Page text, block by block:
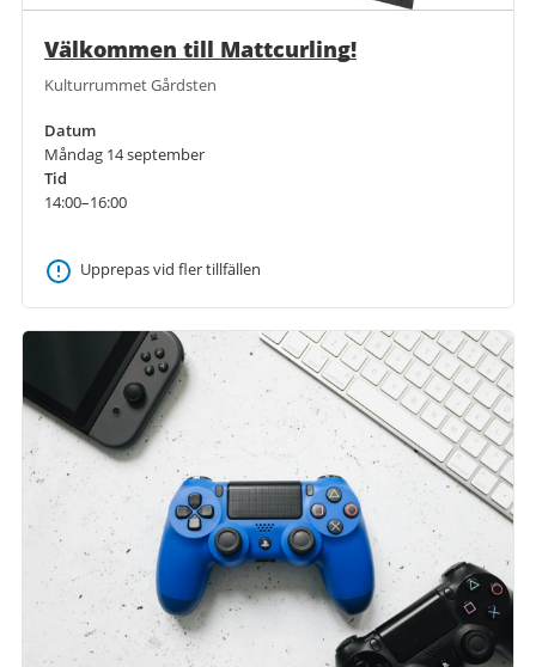
Välkommen till Mattcurling!
Kulturrummet Gårdsten
Datum
Måndag 14 september
Tid
14:00–16:00
Upprepas vid fler tillfällen